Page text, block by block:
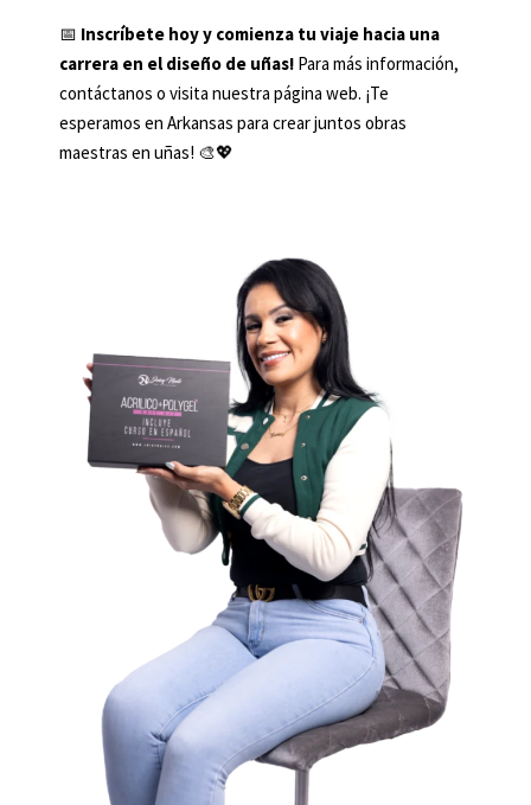
📅 Inscríbete hoy y comienza tu viaje hacia una
carrera en el diseño de uñas! Para más información,
contáctanos o visita nuestra página web. ¡Te
esperamos en Arkansas para crear juntos obras
maestras en uñas! 🎨💖